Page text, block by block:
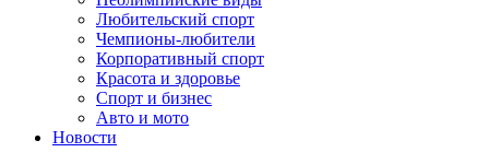
Любительский спорт
Чемпионы-любители
Корпоративный спорт
Красота и здоровье
Спорт и бизнес
Авто и мото
Новости